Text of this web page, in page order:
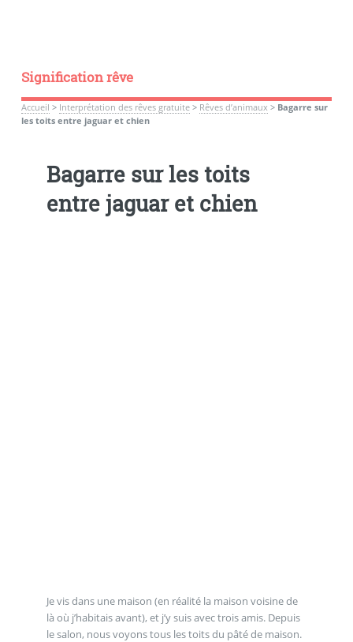
Signification rêve
Accueil > Interprétation des rêves gratuite> Rêves d’animaux > Bagarre sur
les toits entre jaguar et chien
Bagarre sur les toits
entre jaguar et chien
Je vis dans une maison (en réalité la maison voisine de
là où j’habitais avant), et j’y suis avec trois amis. Depuis
le salon, nous voyons tous les toits du pâté de maison.